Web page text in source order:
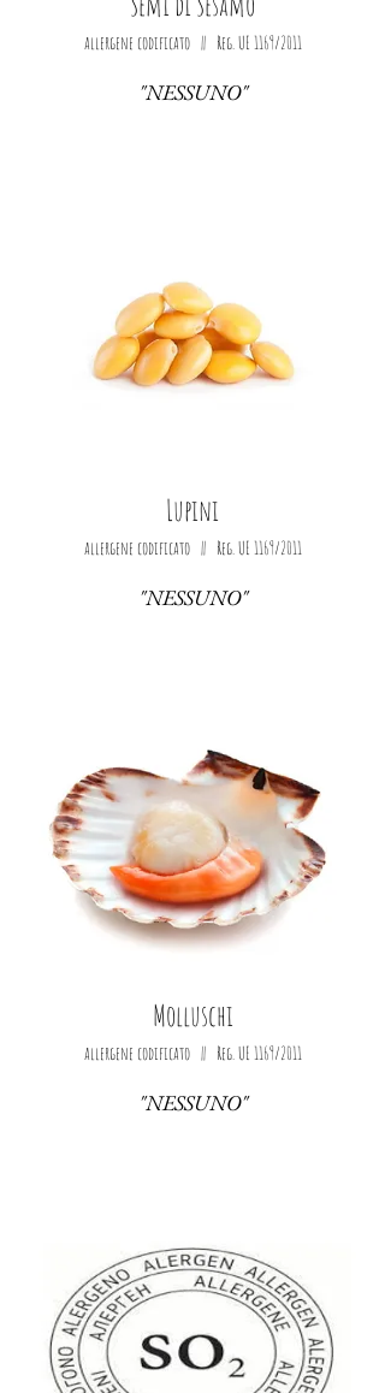
allergene codificato || Reg. UE 1169/2011
"NESSUNO"
Lupini
allergene codificato || Reg. UE 1169/2011
"NESSUNO"
Molluschi
allergene codificato || Reg. UE 1169/2011
"NESSUNO"